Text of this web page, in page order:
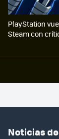
PlayStation
Steam con
Noticias